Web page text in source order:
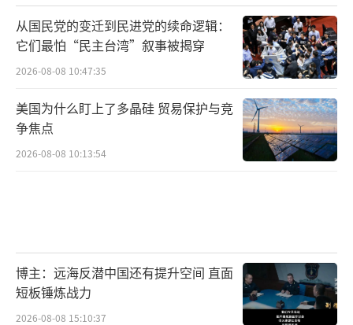
从国民党的变迁到民进党的续命逻辑：
它们最怕“民主台湾”叙事被揭穿
2026-08-08 10:47:35
美国为什么盯上了多晶硅 贸易保护与竞
争焦点
2026-08-08 10:13:54
博主：远海反潜中国还有提升空间 直面
短板锤炼战力
2026-08-08 15:10:37